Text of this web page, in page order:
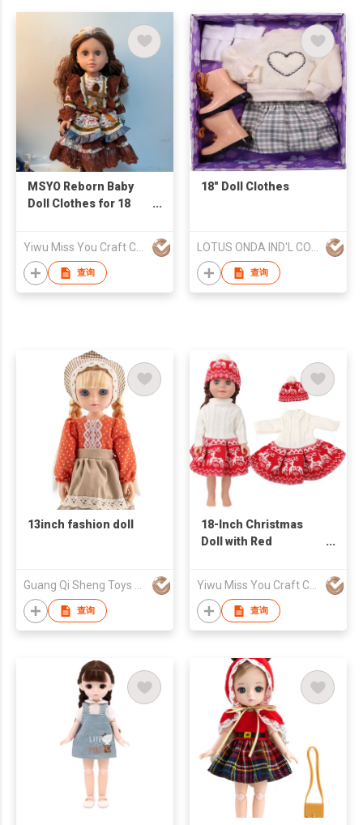
MSYO Reborn Baby
Doll Clothes for 18
with Hair Accessories
Newborn Gir Kids Gift
Yiwu Miss You Craft Co., Ltd.
查询
18" Doll Clothes
LOTUS ONDA IND'L CO LTD
查询
13inch fashion doll
Guang Qi Sheng Toys Limited
查询
18-Inch Christmas
Doll with Red
Yiwu Miss You Craft Co., Ltd.
查询